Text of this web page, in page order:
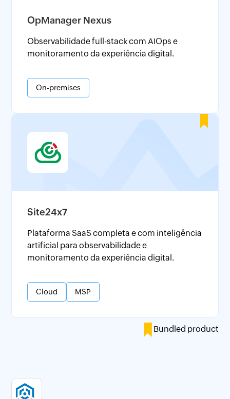
OpManager Nexus
Observabilidade full-stack com AIOps e
monitoramento da experiência digital.
On-premises
Site24x7
Plataforma SaaS completa e com inteligência
artificial para observabilidade e
monitoramento da experiência digital.
Cloud MSP
Bundled product